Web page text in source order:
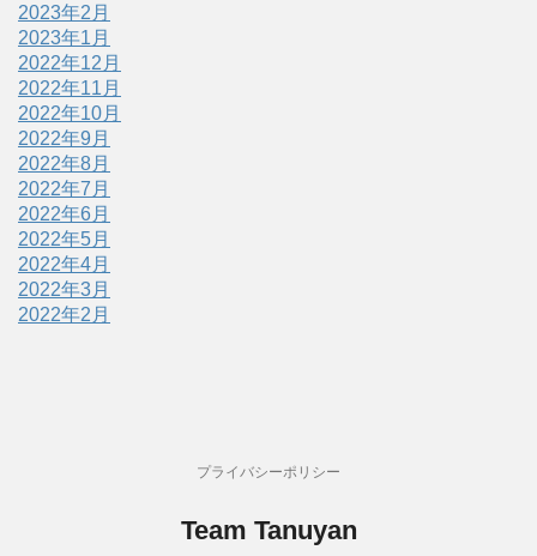
2023年2月
2023年1月
2022年12月
2022年11月
2022年10月
2022年9月
2022年8月
2022年7月
2022年6月
2022年5月
2022年4月
2022年3月
2022年2月
プライバシーポリシー
Team Tanuyan